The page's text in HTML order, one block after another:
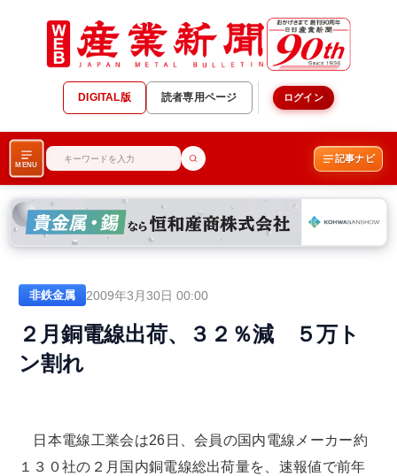
DIGITAL版 読者専用ページ ログイン
MENU
記事ナビ
非鉄金属 2009年3月30日 00:00
２月銅電線出荷、３２％減 ５万ト
ン割れ
日本電線工業会は26日、会員の国内電線メーカー約
１３０社の２月国内銅電線総出荷量を、速報値で前年